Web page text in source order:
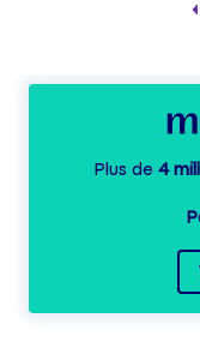
Plus de 4